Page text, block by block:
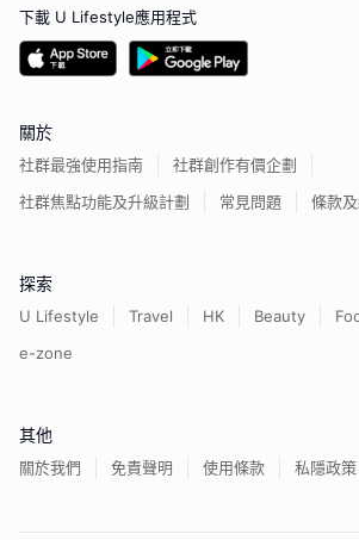
下載 U Lifestyle應用程式
關於
社群最強使用指南
社群創作有價企劃
社群焦點功能及升級計劃
常見問題 條款
探索
U Lifestyle Travel HK Beauty
e-zone
其他
關於我們 免責聲明 使用條款 私隱政策